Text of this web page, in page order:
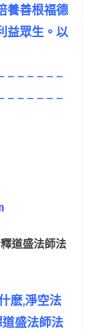
養善根福德
益眾生。以
– – – – – –
– – – – – –
道盛法師法
麽,淨空法
盛法師法